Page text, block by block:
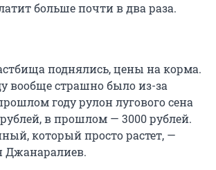
больше почти в два раза.
поднялись, цены на корма.
вообще страшно было из-за
году рулон лугового сена
в прошлом — 3000 рублей.
который просто растет, —
Джанаралиев.